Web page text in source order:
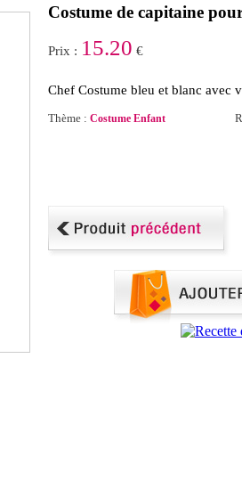
Costume de capitaine
Prix : 15.20 €
Chef Costume bleu et blanc avec
Thème : Costume Enfant